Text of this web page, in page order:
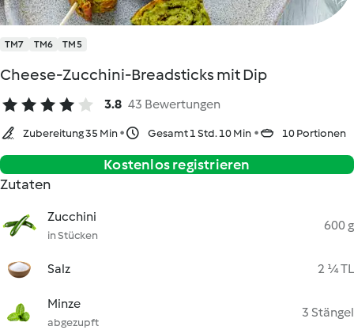
TM7 TM6 TM5
Cheese-Zucchini-Breadsticks mit Dip
3.8 43 Bewertungen
Zubereitung 35 Min Gesamt 1 Std. 10 Min 10 Portionen
Kostenlos registrieren
Zutaten
Zucchini
in Stücken
600 g
Salz 2 ¼ TL
Minze
abgezupft
3 Stängel